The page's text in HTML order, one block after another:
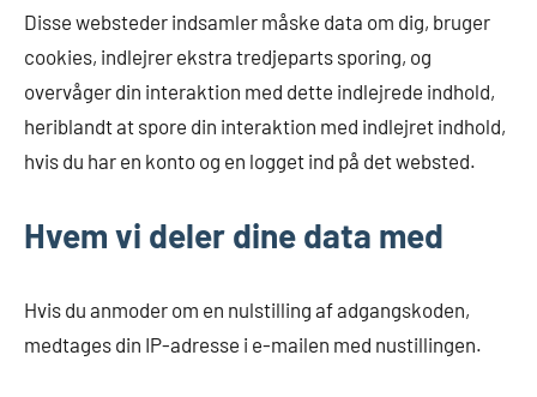
Disse websteder indsamler måske data om dig, bruger
cookies, indlejrer ekstra tredjeparts sporing, og
overvåger din interaktion med dette indlejrede indhold,
heriblandt at spore din interaktion med indlejret indhold,
hvis du har en konto og en logget ind på det websted.
Hvem vi deler dine data med
Hvis du anmoder om en nulstilling af adgangskoden,
medtages din IP-adresse i e-mailen med nustillingen.